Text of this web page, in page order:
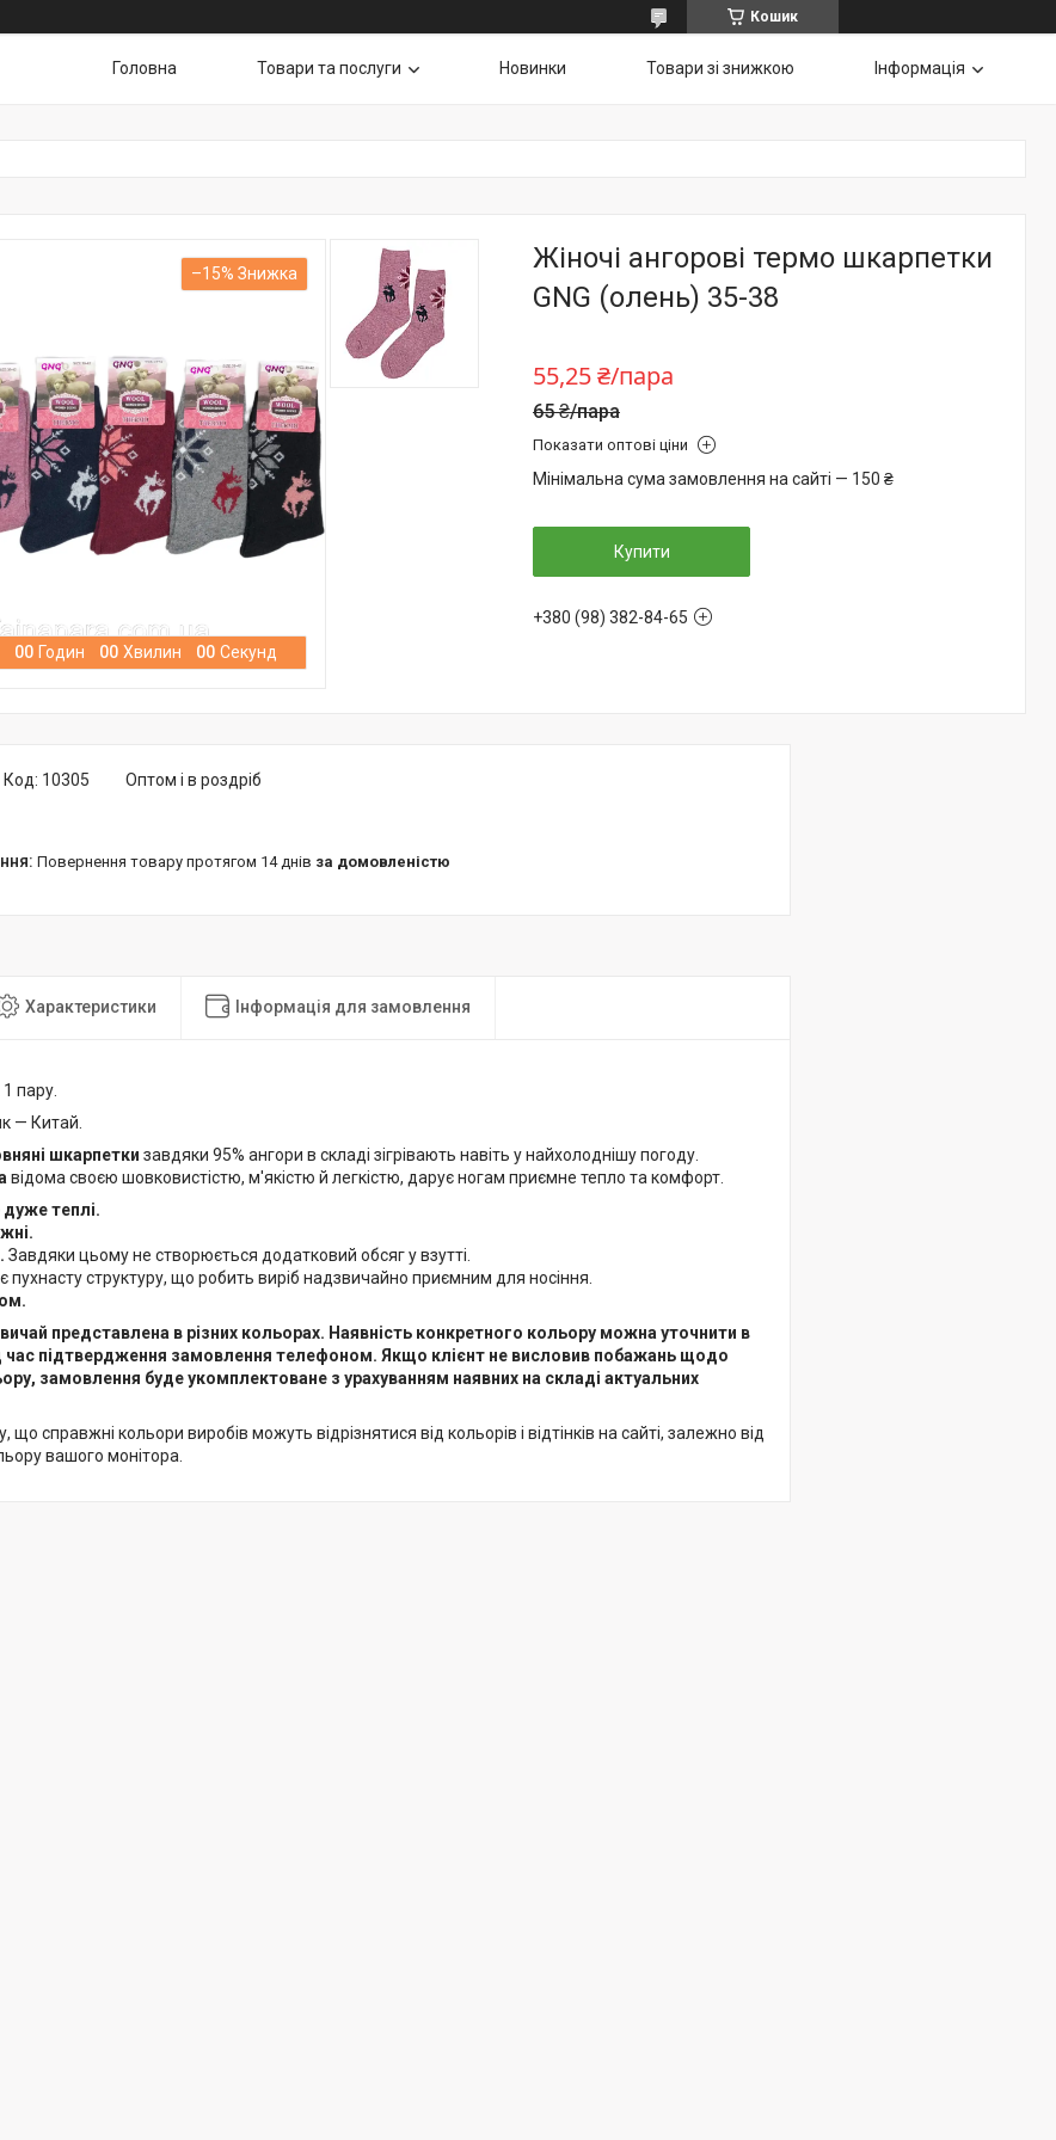
Кошик
Головна Товари та послуги Новинки Товари зі знижкою Інформація
–15%
00 Годин 00 Хвилин 00 Секунд
Жіночі ангорові термо шкарпетки
GNG (олень) 35-38
65 ₴/пара
55,25 ₴/пара
Показати оптові ціни
Мінімальна сума замовлення на сайті — 150 ₴
Купити
+380 (98) 382-84-65
Оптом і в роздріб
Код: 10305
повернення товару протягом 14 днів за домовленістю
Характеристики Інформація для замовлення
пару.
— Китай.
шкарпетки завдяки 95% ангори в складі зігрівають навіть у найхолоднішу погоду.
відома своєю шовковистістю, м'якістю й легкістю, дарує ногам приємне тепло та комфорт.
дуже теплі.
Завдяки цьому не створюється додатковий обсяг у взутті.
пухнасту структуру, що робить виріб надзвичайно приємним для носіння.
представлена в різних кольорах. Наявність конкретного кольору можна уточнити в
час підтвердження замовлення телефоном. Якщо клієнт не висловив побажань щодо
замовлення буде укомплектоване з урахуванням наявних на складі актуальних
що справжні кольори виробів можуть відрізнятися від кольорів і відтінків на сайті, залежно від
вашого монітора.